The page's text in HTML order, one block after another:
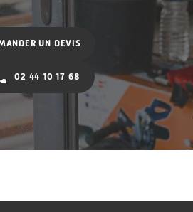
UN DEVIS
02 44 10 17 68